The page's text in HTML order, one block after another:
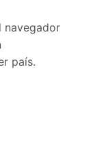
navegador
país.